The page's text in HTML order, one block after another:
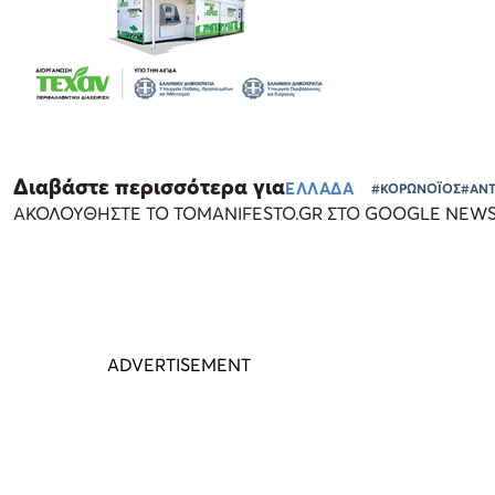
Διαβάστε περισσότερα γιαΕΛΛΑΔΑ #ΚΟΡΩΝΟΪΟΣ
ΑΚΟΛΟΥΘΗΣΤΕ ΤΟ TOMANIFESTO.GR ΣΤΟ GOOGLE